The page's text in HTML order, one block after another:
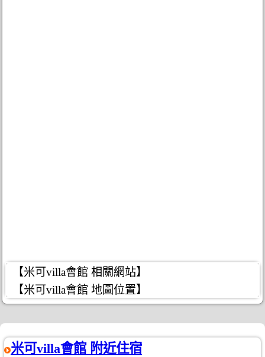
【米可villa會館 相關網站】
【米可villa會館 地圖位置】
米可villa會館 附近住宿